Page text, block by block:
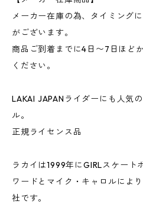
メーカー在庫の為、タイミング
がございます。
商品ご到着までに4日〜7日ほど
ください。
LAKAI JAPANライダーにも人気
ル。
正規ライセンス品
ラカイは1999年にGIRLスケート
ワードとマイク・キャロルによ
社です。